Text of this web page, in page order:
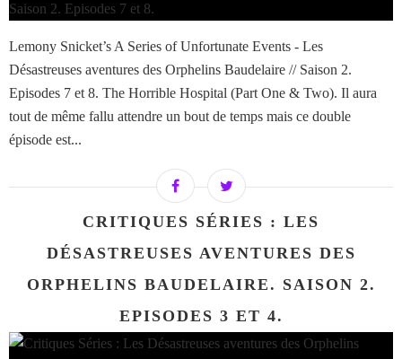
Lemony Snicket’s A Series of Unfortunate Events - Les
Désastreuses aventures des Orphelins Baudelaire // Saison 2.
Episodes 7 et 8. The Horrible Hospital (Part One & Two). Il aura
tout de même fallu attendre un bout de temps mais ce double
épisode est...
CRITIQUES SÉRIES : LES
DÉSASTREUSES AVENTURES DES
ORPHELINS BAUDELAIRE. SAISON 2.
EPISODES 3 ET 4.